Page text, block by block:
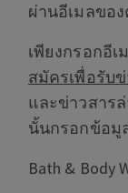
ผ่านอีเมลขอ
เพียงกรอกอี
สมัครเพื่อรับ
และข่าวสารล่
นั้นกรอกข้อมู
Bath & Body